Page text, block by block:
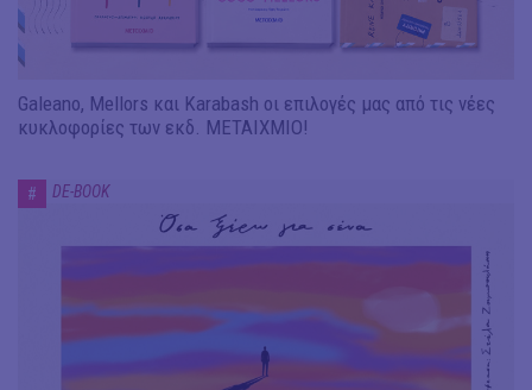
Galeano, Mellors και Karabash οι επιλογές μας από τις νέες
κυκλοφορίες των εκδ. ΜΕΤΑΙΧΜΙΟ!
# DE-BOOK